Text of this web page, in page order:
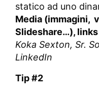
statico ad uno
Media (immagini,
Slideshare…),
Koka Sexton, Sr.
LinkedIn
Tip #2